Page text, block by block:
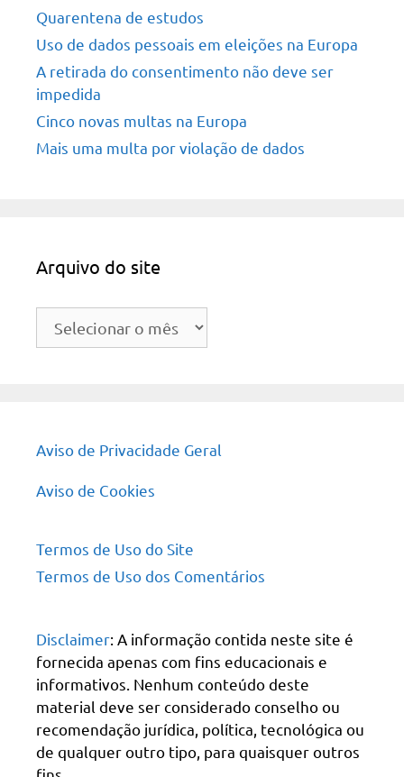
Quarentena de estudos
Uso de dados pessoais em eleições na Europa
A retirada do consentimento não deve ser
impedida
Cinco novas multas na Europa
Mais uma multa por violação de dados
Arquivo do site
Arquivo
Aviso de Privacidade Geral
Aviso de Cookies
Termos de Uso do Site
Termos de Uso dos Comentários
Disclaimer: A informação contida neste site é
fornecida apenas com fins educacionais e
informativos. Nenhum conteúdo deste
material deve ser considerado conselho ou
recomendação jurídica, política, tecnológica ou
de qualquer outro tipo, para quaisquer outros